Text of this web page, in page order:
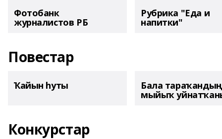
Фотобанк
журналистов РБ
Рубрика "Еда и
напитки"
Повестар
Ҡайын һуты Бала тараҡандың
мыйыҡ
Конкурстар